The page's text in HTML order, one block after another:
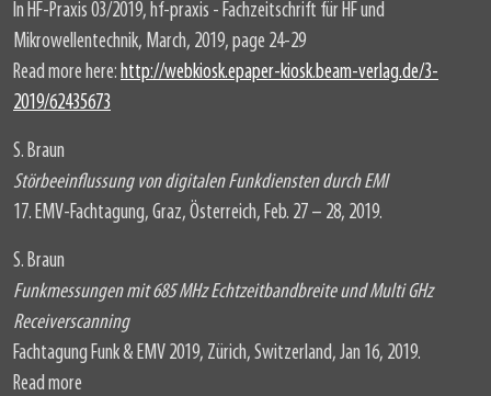
In HF-Praxis 03/2019, hf-praxis - Fachzeitschrift für HF und
Mikrowellentechnik, March, 2019, page 24-29
Read more here: http://webkiosk.epaper-kiosk.beam-verlag.de/3-
2019/62435673
S. Braun
Störbeeinflussung von digitalen Funkdiensten durch EMI
17. EMV-Fachtagung, Graz, Österreich, Feb. 27 – 28, 2019.
S. Braun
Funkmessungen mit 685 MHz Echtzeitbandbreite und Multi GHz
Receiverscanning
Fachtagung Funk & EMV 2019, Zürich, Switzerland, Jan 16, 2019.
Read more